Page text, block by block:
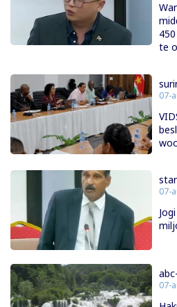
te
07-
07-
07-